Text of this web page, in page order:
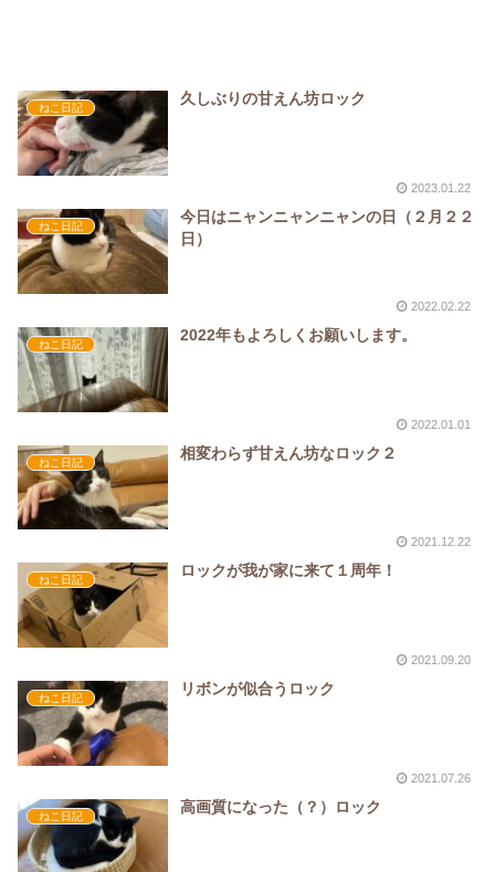
ねこ日記
久しぶりの甘えん坊ロック
2023.01.22
ねこ日記
今日はニャンニャンニャンの日（２月２２
日）
2022.02.22
ねこ日記
2022年もよろしくお願いします。
2022.01.01
ねこ日記
相変わらず甘えん坊なロック２
2021.12.22
ねこ日記
ロックが我が家に来て１周年！
2021.09.20
ねこ日記
リボンが似合うロック
2021.07.26
ねこ日記
高画質になった（？）ロック